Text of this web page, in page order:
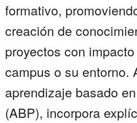
formativo,
creación de
proyectos con
campus o su entorno.
aprendizaje basado
(ABP), incorpora